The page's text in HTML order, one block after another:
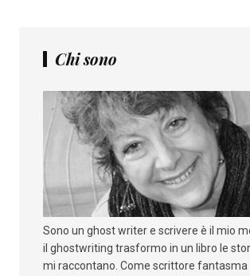
Chi sono
Sono un ghost writer e scrivere è il mio
il ghostwriting trasformo in un libro le
mi raccontano. Come scrittore fantasma